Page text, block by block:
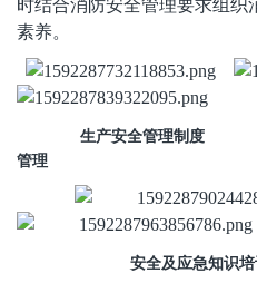
时结合消防安全管理要求组织
素养。
生产安全管理制
管理
安全及应急